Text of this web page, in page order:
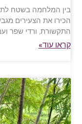
בין המלחמה בשטח
הכירו את הצעירים
התקשורת, ורדי שפר
קראו עוד»